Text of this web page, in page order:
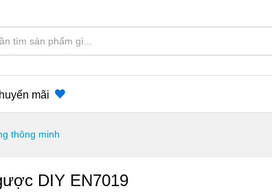
mãi
thông minh
DIY EN7019